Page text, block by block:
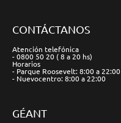
CONTÁCTANOS
Atención telefónica
- 0800 50 20 ( 8 a 20 hs)
Horarios
- Parque Roosevelt: 8:00 a 22:00
- Nuevocentro: 8:00 a 22:00
GÉANT